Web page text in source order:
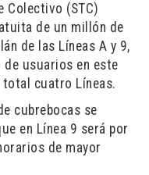
Colectivo (STC)
de un millón de
de las Líneas A y 9,
de usuarios en este
total cuatro Líneas.
cubrebocas se
en Línea 9 será por
de mayor